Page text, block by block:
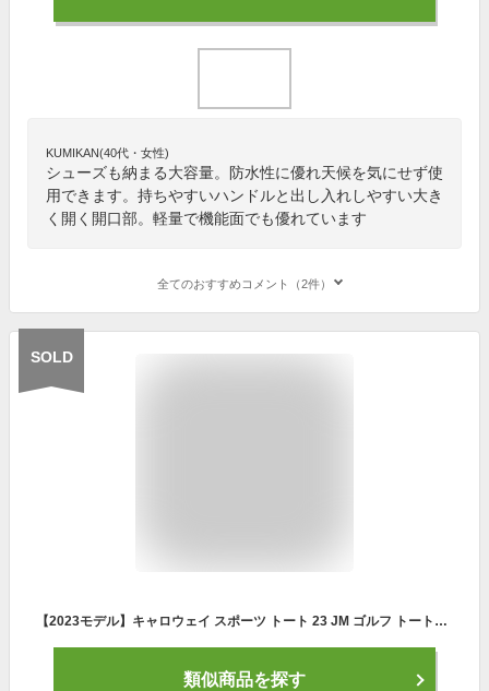
KUMIKAN(40代・女性)
シューズも納まる大容量。防水性に優れ天候を気にせず使
用できます。持ちやすいハンドルと出し入れしやすい大き
く開く開口部。軽量で機能面でも優れています
全てのおすすめコメント（2件）
SOLD
【2023モデル】キャロウェイ スポーツ トート 23 JM ゴルフ トートバッグ ブラック(5923132) Sport Tote 23 JM Callaway
類似商品を探す